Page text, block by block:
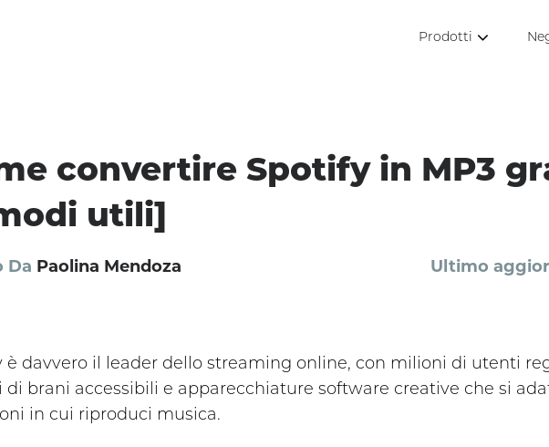
Prodotti
convertire Spotify in MP3
utili]
Da Paolina Mendoza Ultimo
è davvero il leader dello streaming online, con milioni di utenti
di brani accessibili e apparecchiature software creative che si
in cui riproduci musica.